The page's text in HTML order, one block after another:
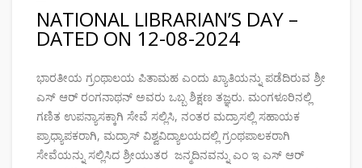
NATIONAL LIBRARIAN’S DAY –
DATED ON 12-08-2024
ಭಾರತೀಯ ಗ್ರಂಥಾಲಯ ಪಿತಾಮಹ ಎಂದು ಖ್ಯಾತಿಯನ್ನು ಪಡೆದಿರುವ ಶ್ರೀ
ಎಸ್ ಆರ್ ರಂಗನಾಥನ್ ಅವರು ಒಬ್ಬ ಶಿಕ್ಷಣ ತಜ್ಞರು. ಮಂಗಳೂರಿನಲ್ಲಿ
ಗಣಿತ ಉಪನ್ಯಾಸಕ್ಕಾಗಿ ಸೇವೆ ಸಲ್ಲಿಸಿ, ನಂತರ ಮದ್ರಾಸಲ್ಲಿ ಸಹಾಯಕ
ಪ್ರಾಧ್ಯಾಪಕರಾಗಿ, ಮದ್ರಾಸ್ ವಿಶ್ವವಿದ್ಯಾಲಯದಲ್ಲಿ ಗ್ರಂಥಪಾಲಕರಾಗಿ
ಸೇವೆಯನ್ನು ಸಲ್ಲಿಸಿದ ಶ್ರೀಯುತರ ಜನ್ಮದಿನವನ್ನು ಎಂ ಇ ಎಸ್ ಆರ್